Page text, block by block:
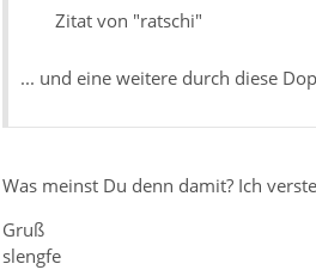
Zitat von "ratschi"
... und eine weitere durch diese
Was meinst Du denn damit? Ich
Gruß
slengfe